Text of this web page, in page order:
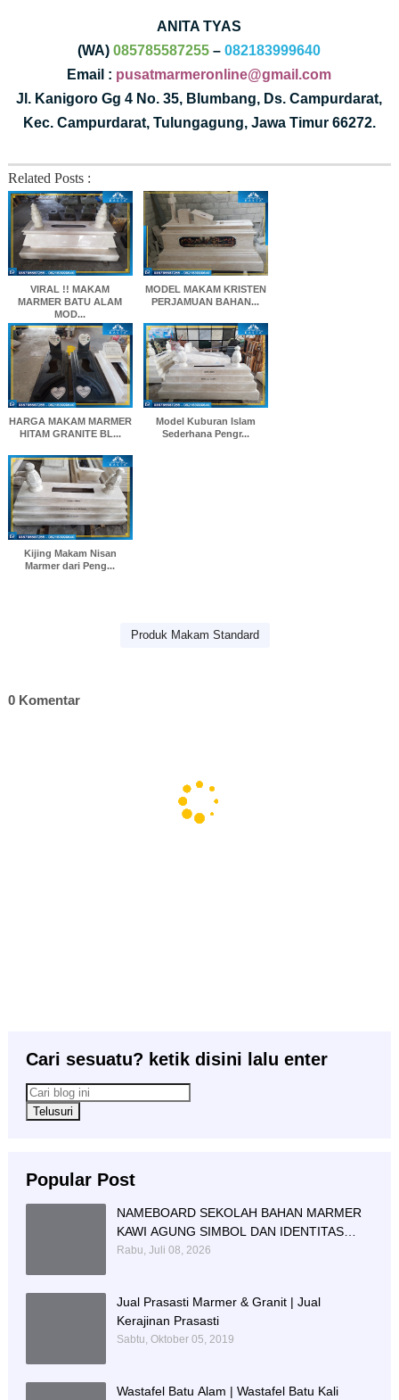
ANITA TYAS
(WA)085785587255 –082183999640
Email : pusatmarmeronline@gmail.com
Jl. Kanigoro Gg 4 No. 35, Blumbang, Ds. Campurdarat,
Kec. Campurdarat, Tulungagung, Jawa Timur 66272.
Related Posts :
VIRAL !! MAKAM
MARMER BATU ALAM
MOD...
MODEL MAKAM KRISTEN
PERJAMUAN BAHAN...
HARGA MAKAM MARMER
HITAM GRANITE BL...
Model Kuburan Islam
Sederhana Pengr...
Kijing Makam Nisan
Marmer dari Peng...
Produk Makam Standard
0 Komentar
Cari sesuatu? ketik disini lalu enter
Popular Post
NAMEBOARD SEKOLAH BAHAN MARMER
KAWI AGUNG SIMBOL DAN IDENTITAS
PENDIDIKAN
Rabu, Juli 08, 2026
Jual Prasasti Marmer & Granit | Jual
Kerajinan Prasasti
Sabtu, Oktober 05, 2019
Wastafel Batu Alam | Wastafel Batu Kali